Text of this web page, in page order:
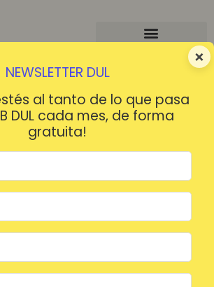
×
NEWSLETTER DUL
al tanto de lo que pasa
DUL cada mes, de forma
gratuita!
¡HOLA!